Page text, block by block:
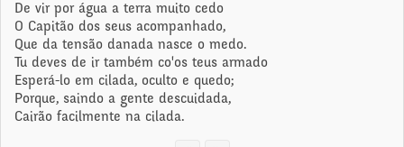
De vir por água a terra muito cedo
O Capitão dos seus acompanhado,
Que da tensão danada nasce o medo.
Tu deves de ir também co'os teus armado
Esperá-lo em cilada, oculto e quedo;
Porque, saindo a gente descuidada,
Cairão facilmente na cilada.